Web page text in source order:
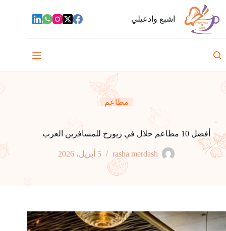
التجاوز
المحتوى
اشبع وادعيلي
مطاعم
أفضل 10 مطاعم حلال في زيورخ للمسافرين العرب
rasha merdash 5 أبريل، 2026